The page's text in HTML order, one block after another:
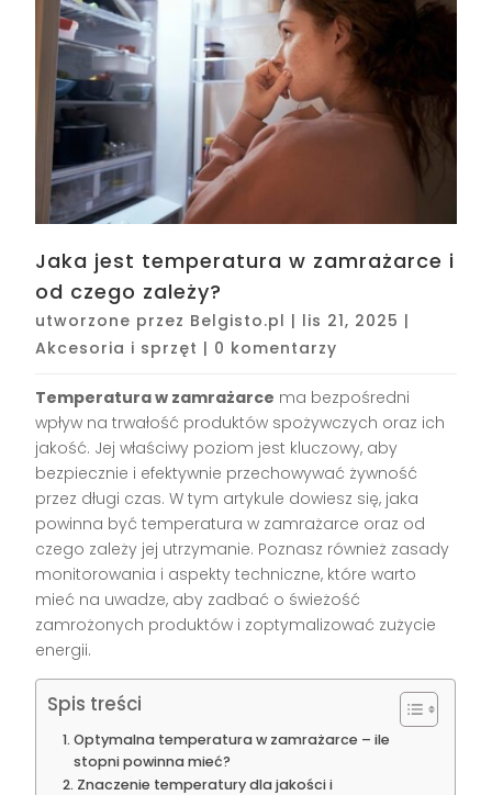
Jaka jest temperatura w zamrażarce i
od czego zależy?
utworzone przez Belgisto.pl | lis 21, 2025 |
Akcesoria i sprzęt | 0 komentarzy
Temperatura w zamrażarce ma bezpośredni
wpływ na trwałość produktów spożywczych oraz ich
jakość. Jej właściwy poziom jest kluczowy, aby
bezpiecznie i efektywnie przechowywać żywność
przez długi czas. W tym artykule dowiesz się, jaka
powinna być temperatura w zamrażarce oraz od
czego zależy jej utrzymanie. Poznasz również zasady
monitorowania i aspekty techniczne, które warto
mieć na uwadze, aby zadbać o świeżość
zamrożonych produktów i zoptymalizować zużycie
energii.
Spis treści
Optymalna temperatura w zamrażarce – ile
stopni powinna mieć?
Znaczenie temperatury dla jakości i